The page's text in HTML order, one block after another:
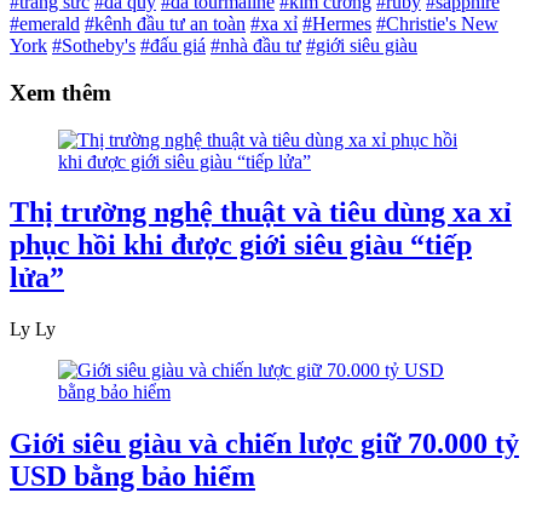
#emerald #kênh đầu tư an toàn #xa xỉ #Hermes #Christie's New
York #Sotheby's #đấu giá #nhà đầu tư #giới siêu giàu
Xem thêm
Thị trường nghệ thuật và tiêu dùng xa xỉ
phục hồi khi được giới siêu giàu “tiếp
lửa”
Ly Ly
Giới siêu giàu và chiến lược giữ 70.000 tỷ
USD bằng bảo hiểm